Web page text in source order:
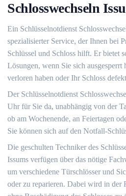
Schlosswechseln
Ein Schlüsselnotdienst
spezialisierter Service, der Ihnen bei
Schlüssel und Schloss hilft.​ Er bietet
Lösungen, wenn Sie sich ausgesperrt
verloren haben oder Ihr Schloss
Der Schlüsselnotdienst
Uhr für Sie da, unabhängig von der
ob am Wochenende, an Feiertagen
Sie können sich auf den Notfall-
Die geschulten Techniker des
Issums verfügen über das nötige
um verschiedene Türschlösser und
oder zu reparieren.​ Dabei wird in der